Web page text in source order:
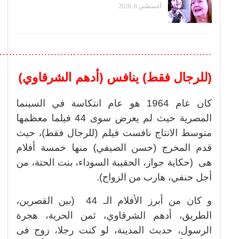
أغسطس 8, 2026
(للرجال فقط) ينافس (أدهم الشرقاوي)
كان عام 1964 هو عام انتكاسة في السينما
المصرية حيث لم يعرض سوى 44 فيلما معظمها
متوسط الانتاج نافست فيلم (للرجال فقط)، حيث
قدم المخرج (حسن الصيفي) منها خمسة أفلام
هى (حكاية جواز، الحقيبة السوداء، بنت الحتة، من
أجل حنفي، هارب من الزواج).
و كان من أبرز الأفلام الـ 44 (بين القصرين،
الطريق، أدهم الشرقاوي، ثمن الحرية، هجرة
الرسول، حدبث المدينة، لو كنت رجلا، زوج فى